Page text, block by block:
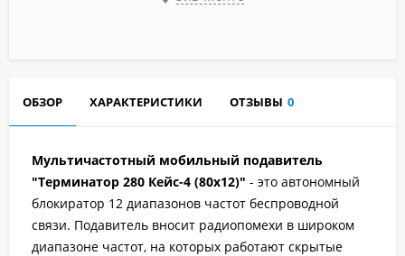
ОБЗОР ХАРАКТЕРИСТИКИ ОТЗЫВЫ 0
Мультичастотный мобильный подавитель
"Терминатор 280 Кейс-4 (80х12)" - это автономный
блокиратор 12 диапазонов частот беспроводной
связи. Подавитель вносит радиопомехи в широком
диапазоне частот, на которых работают скрытые